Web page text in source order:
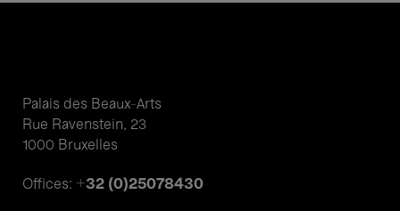
Palais des Beaux-Arts
Rue Ravenstein, 23
1000 Bruxelles
Offices: +32 (0)25078430